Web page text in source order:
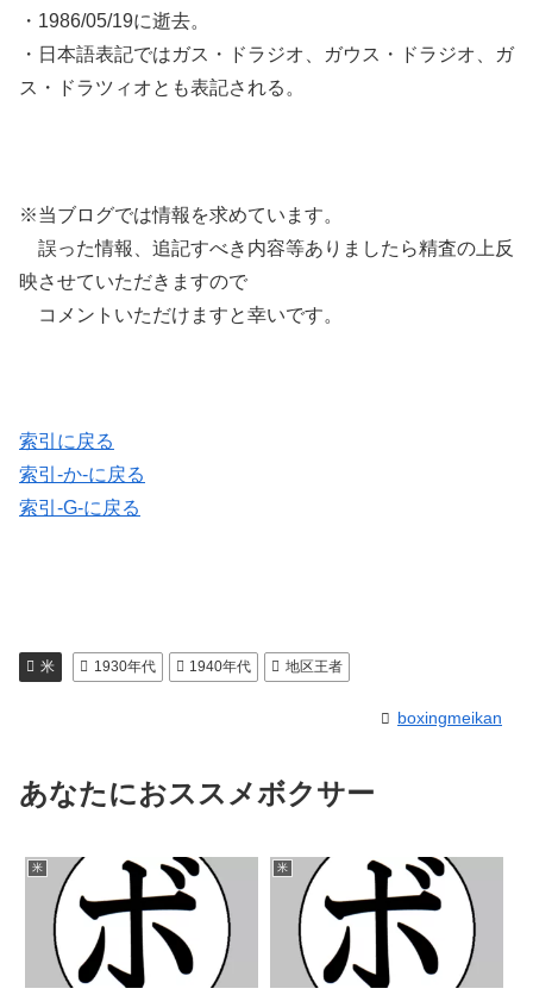
・1986/05/19に逝去。
・日本語表記ではガス・ドラジオ、ガウス・ドラジオ、ガ
ス・ドラツィオとも表記される。
※当ブログでは情報を求めています。
誤った情報、追記すべき内容等ありましたら精査の上反
映させていただきますので
コメントいただけますと幸いです。
索引に戻る
索引-か-に戻る
索引-G-に戻る
米 1930年代 1940年代 地区王者
boxingmeikan
あなたにおススメボクサー
米 米